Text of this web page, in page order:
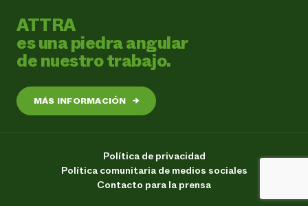
ATTRA
es una piedra angular
de nuestro trabajo.
MÁS INFORMACIÓN →
Política de privacidad
Política comunitaria de medios sociales
Contacto para la prensa